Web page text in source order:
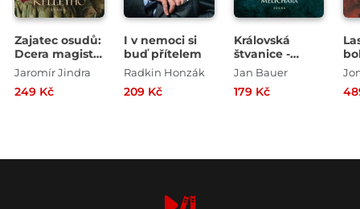
Zajatec osudů:
Dcera magistra
Kelleyho
Jaromír Jindra
249 Kč
I v nemoci si
buď přítelem
Radkin Honzák
209 Kč
Královská
štvanice -
Případy
soudce
Jan Bauer
179 Kč